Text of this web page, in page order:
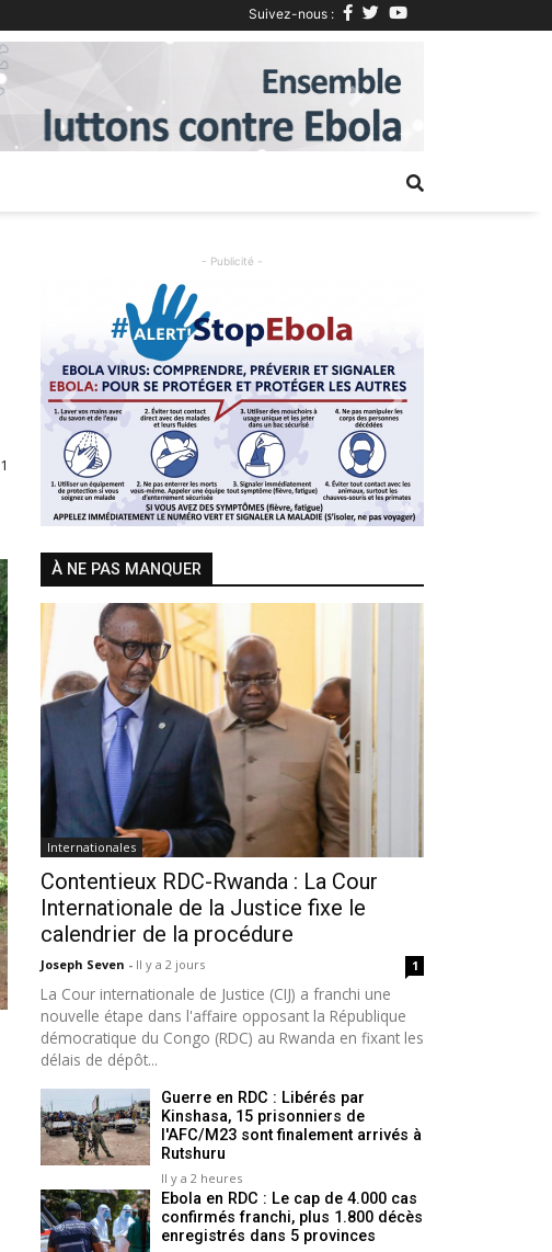
Suivez-nous :
Next
1
- Publicité -
Previous Next
À NE PAS MANQUER
Internationales
Contentieux RDC-Rwanda : La Cour
Internationale de la Justice fixe le
calendrier de la procédure
Joseph Seven - Il y a 2 jours 1
La Cour internationale de Justice (CIJ) a franchi une
nouvelle étape dans l'affaire opposant la République
démocratique du Congo (RDC) au Rwanda en fixant les
délais de dépôt...
Guerre en RDC : Libérés par
Kinshasa, 15 prisonniers de
l'AFC/M23 sont finalement arrivés à
Rutshuru
Il y a 2 heures
Ebola en RDC : Le cap de 4.000 cas
confirmés franchi, plus 1.800 décès
enregistrés dans 5 provinces